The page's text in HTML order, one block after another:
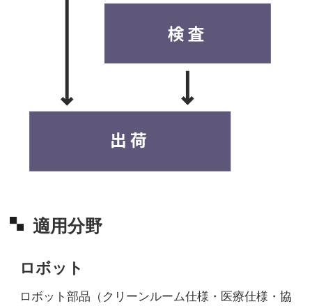
適用分野
ロボット
ロボット部品（クリーンルーム仕様・医療仕様・協